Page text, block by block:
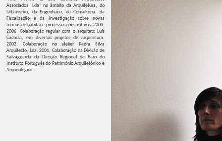
Associados, Lda” no âmbito da Arquitetura, do
Urbanismo, da Engenharia, da Consultoria, da
Fiscalização e da Investigação sobre novas
formas de habitar e processos construtivos. 2003-
2006, Colaboração regular com o arquiteto Luís
Cachola, em diversos projetos de arquitetura.
2003, Colaboração no atelier Pedra Silva
Arquitecto, Lda. 2001, Colaboração na Divisão de
Salvaguarda da Direção Regional de Faro do
Instituto Português do Património Arquitetónico e
Arqueológico